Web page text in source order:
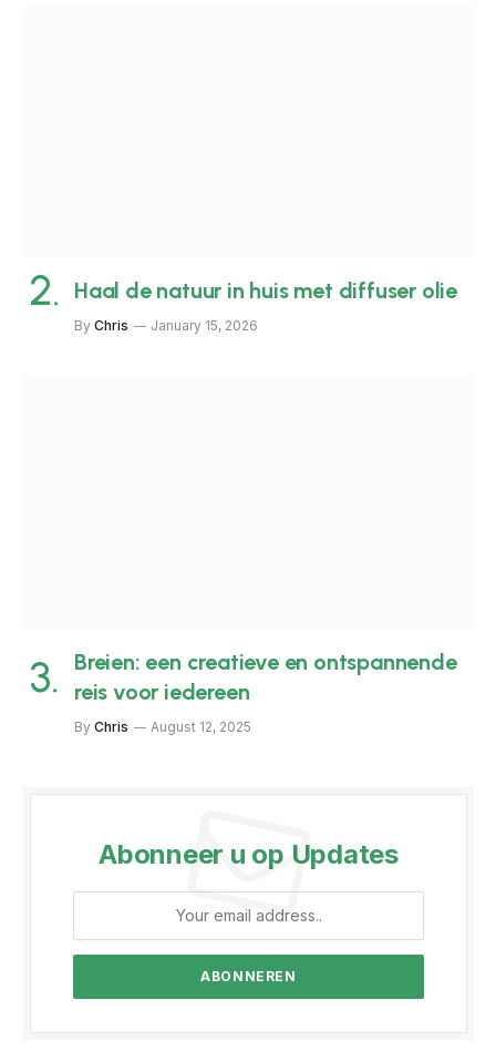
Haal de natuur in huis met diffuser olie
By Chris January 15, 2026
Breien: een creatieve en ontspannende
reis voor iedereen
By Chris August 12, 2025
Abonneer u op Updates